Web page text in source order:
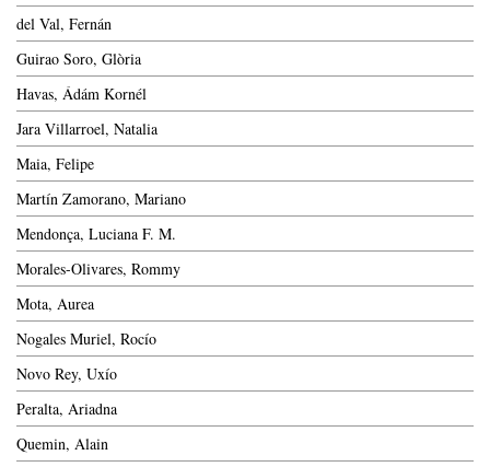
del Val, Fernán
Guirao Soro, Glòria
Havas, Ádám Kornél
Jara Villarroel, Natalia
Maia, Felipe
Martín Zamorano, Mariano
Mendonça, Luciana F. M.
Morales-Olivares, Rommy
Mota, Aurea
Nogales Muriel, Rocío
Novo Rey, Uxío
Peralta, Ariadna
Quemin, Alain